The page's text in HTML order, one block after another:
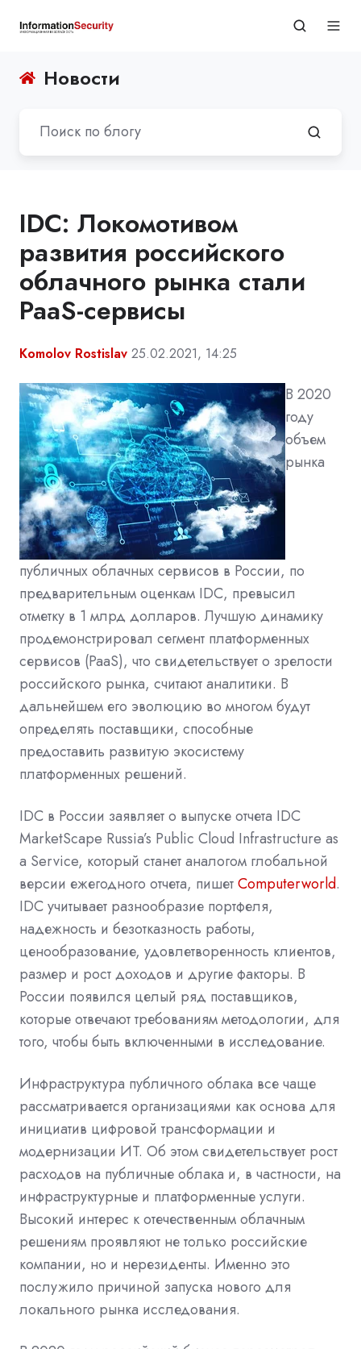
Новости
IDC: Локомотивом
развития российского
облачного рынка стали
PaaS-сервисы
Komolov Rostislav 25.02.2021, 14:25
В 2020
году
объем
рынка
публичных облачных сервисов в России, по
предварительным оценкам IDC, превысил
отметку в 1 млрд долларов. Лучшую динамику
продемонстрировал сегмент платформенных
сервисов (PaaS), что свидетельствует о зрелости
российского рынка, считают аналитики. В
дальнейшем его эволюцию во многом будут
определять поставщики, способные
предоставить развитую экосистему
платформенных решений.
IDC в России заявляет о выпуске отчета IDC
MarketScape Russia’s Public Cloud Infrastructure as
a Service, который станет аналогом глобальной
версии ежегодного отчета, пишетComputerworld.
IDC учитывает разнообразие портфеля,
надежность и безотказность работы,
ценообразование, удовлетворенность клиентов,
размер и рост доходов и другие факторы. В
России появился целый ряд поставщиков,
которые отвечают требованиям методологии, для
того, чтобы быть включенными в исследование.
Инфраструктура публичного облака все чаще
рассматривается организациями как основа для
инициатив цифровой трансформации и
модернизации ИТ. Об этом свидетельствует рост
расходов на публичные облака и, в частности, на
инфраструктурные и платформенные услуги.
Высокий интерес к отечественным облачным
решениям проявляют не только российские
компании, но и нерезиденты. Именно это
послужило причиной запуска нового для
локального рынка исследования.